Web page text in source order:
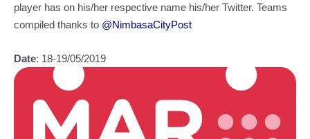
player has on his/her respective name his/her Twitter. Teams
compiled thanks to @NimbasaCityPost
Date: 18-19/05/2019